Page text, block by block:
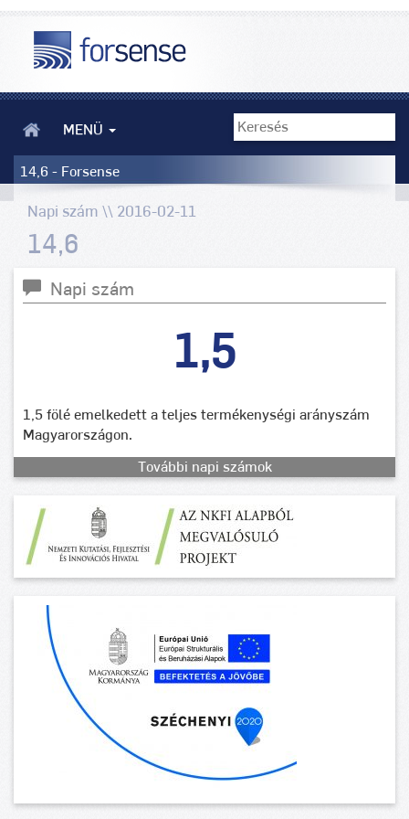
MENÜ
14,6 - Forsense
Napi szám \\ 2016-02-11
14,6
Napi szám
1,5
1,5 fölé emelkedett a teljes termékenységi arányszám
Magyarországon.
További napi számok